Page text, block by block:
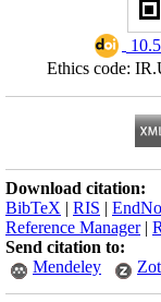
Ethics code:
Download citation:
BibTeX | RIS |
Reference Manager|
Send citation to:
Mendeley